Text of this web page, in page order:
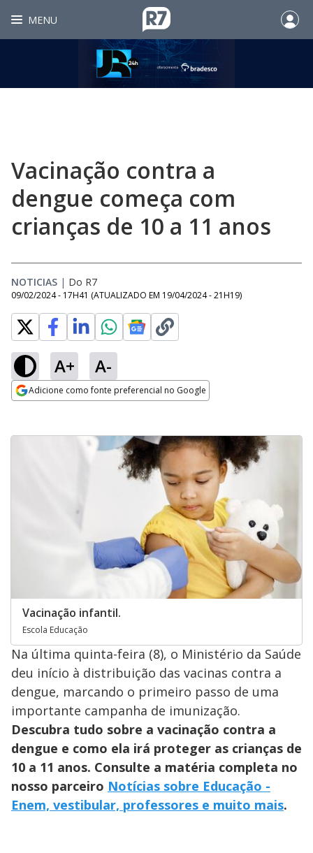
MENU
Vacinação contra a
dengue começa com
crianças de 10 a 11 anos
NOTICIAS | Do R7
09/02/2024 - 17H41 (ATUALIZADO EM 19/04/2024 - 21H19)
A+ A-
Adicione como fonte preferencial no Google
Vacinação infantil.
Escola Educação
Na última quinta-feira (8), o Ministério da Saúde
deu início à distribuição das vacinas contra a
dengue, marcando o primeiro passo de uma
importante campanha de imunização.
Descubra tudo sobre a vacinação contra a
dengue e como ela irá proteger as crianças de
10 a 11 anos. Consulte a matéria completa no
nosso parceiro Notícias sobre Educação -
Enem, vestibular, professores e muito mais.